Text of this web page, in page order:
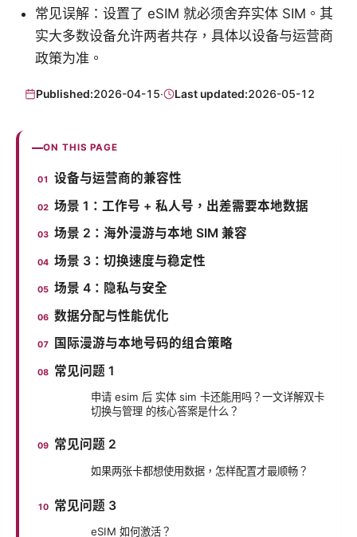
常见误解：设置了 eSIM 就必须舍弃实体 SIM。其
实大多数设备允许两者共存，具体以设备与运营商
政策为准。
Published:2026-04-15· Last updated:2026-05-12
ON THIS PAGE
设备与运营商的兼容性
场景 1：工作号 + 私人号，出差需要本地数据
场景 2：海外漫游与本地 SIM 兼容
场景 3：切换速度与稳定性
场景 4：隐私与安全
数据分配与性能优化
国际漫游与本地号码的组合策略
常见问题 1
申请 esim 后 实体 sim 卡还能用吗？一文详解双卡
切换与管理 的核心答案是什么？
常见问题 2
如果两张卡都想使用数据，怎样配置才最顺畅？
常见问题 3
eSIM 如何激活？